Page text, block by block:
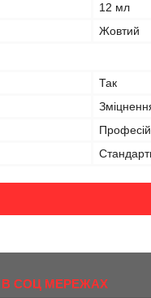
12 мл
Жовтий
Так
СОЦ МЕРЕЖАХ